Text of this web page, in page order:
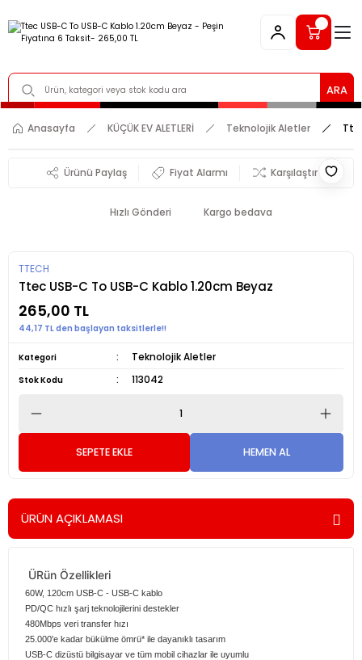
ARA
Anasayfa KÜÇÜK EV ALETLERİ Teknolojik Aletler
Ürünü Paylaş Fiyat Alarmı Karşılaştır
Hızlı Gönderi Kargo bedava
TTECH
Ttec USB-C To USB-C Kablo 1.20cm Beyaz
265,00 TL
44,17 TL den başlayan taksitlerle!!
Kategori Teknolojik Aletler
Stok Kodu 113042
SEPETE EKLE HEMEN AL
ÜRÜN AÇIKLAMASI
ÜRün Özellikleri
60W, 120cm USB-C - USB-C kablo
PD/QC hızlı şarj teknolojilerini destekler
480Mbps veri transfer hızı
25.000'e kadar bükülme ömrü* ile dayanıklı tasarım
USB-C dizüstü bilgisayar ve tüm mobil cihazlar ile uyumlu